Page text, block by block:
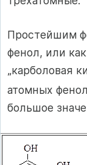
Простейшим
фенол, или
„карболовая
атомных
большое